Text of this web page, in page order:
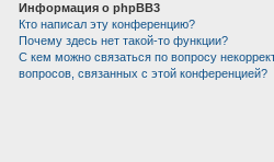
Информация о phpBB3
Кто написал эту конференцию?
Почему здесь нет такой-то функции?
С кем можно связаться по вопросу
вопросов, связанных с этой конференцией?